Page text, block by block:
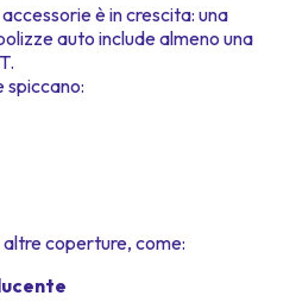
è in crescita: una
auto include almeno una
spiccano:
coperture, come: